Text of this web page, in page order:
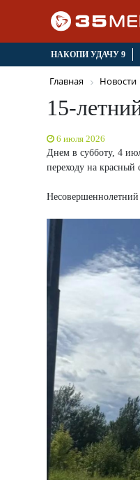
НАКОПИ УДАЧУ 9
Главная Новости
15-
6 июля 2026
Днем в субботу, 4
переходу на красный
Несовершеннолетний